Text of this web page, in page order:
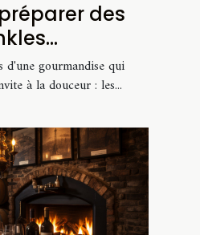
des
d'une gourmandise qui
à la douceur : les...